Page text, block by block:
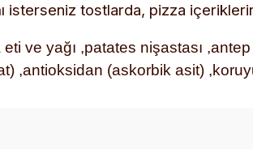
isterseniz tostlarda, pizza
ve yağı ,patates nişastası
,antioksidan (askorbik asit)